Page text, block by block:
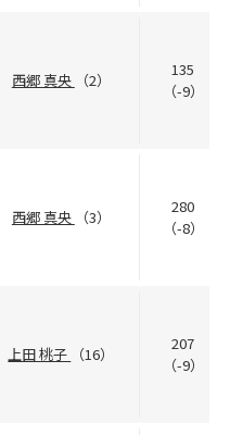
西郷 真央 （2）
135
（-9）
西郷 真央 （3）
280
（-8）
上田 桃子 （16）
207
（-9）